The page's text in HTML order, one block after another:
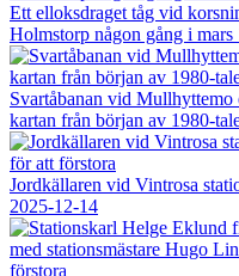
Ett elloksdraget tåg vid
Holmstorp någon gång i mars
Svartåbanan vid
kartan från början av 1980-
Jordkällaren vid Vintrosa
2025-12-14